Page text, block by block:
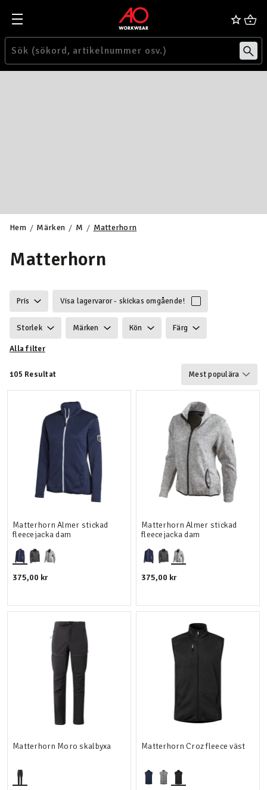
Hem Märken M Matterhorn
Matterhorn
Pris Visa lagervaror - skickas omgående!
Storlek Märken Kön Färg
Hållbarhet
Funktionalitet
Användningsområde
Alla filter
105 Resultat
Matterhorn Almer stickad
fleecejacka dam
375,00 kr
Matterhorn Almer stickad
fleecejacka dam
375,00 kr
Matterhorn Moro skalbyxa Matterhorn Croz fleece väst